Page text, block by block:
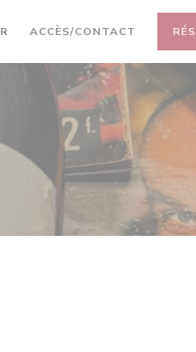
FENÊTRE))
((OUVRE UNE NOUVELLE
ACCÈS/CONTACT